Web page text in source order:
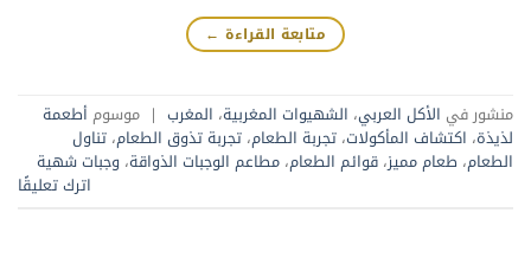
متابعة القراءة ←
منشور في الأكل العربي، الشهيوات المغربية، المغرب | موسوم أطعمة
لذيذة، اكتشاف المأكولات، تجربة الطعام، تجربة تذوق الطعام، تناول
الطعام، طعام مميز، قوائم الطعام، مطاعم الوجبات الذواقة، وجبات شهية
اترك تعليقًا